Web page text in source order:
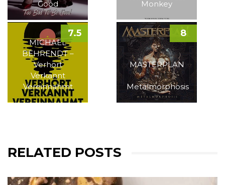
Good
Monkey
MICHAEL
BEHRENDT –
Verhört
Verkannt
Vereinnahmt
7.5
MASTERPLAN
–
Metalmorphosis
8
RELATED POSTS